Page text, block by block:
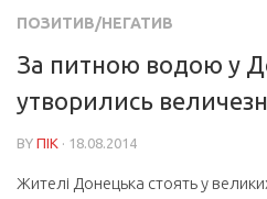
ПОЗИТИВ/НЕГАТИВ
За питною водою у
утворились
BY ПІК · 18.08.2014
Жителі Донецька стоять у